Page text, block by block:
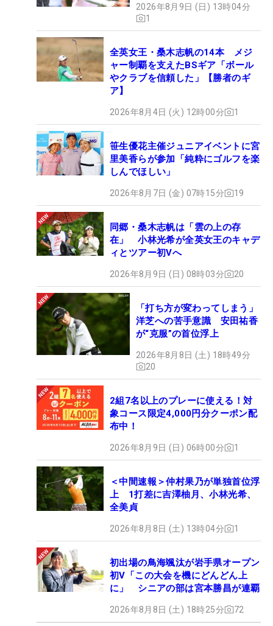
2026年8月9日 (日) 13時04分
1
全英女王・桑木志帆の14本 メジ
ャー制覇を支えたBSギア「ボール
やクラブを信頼した」【勝者のギ
ア】
2026年8月4日 (火) 12時00分 1
笹生優花主催ジュニアイベントに宮
里美香らが参加「純粋にゴルフを楽
しんでほしい」
2026年8月7日 (金) 07時15分 19
同郷・桑木志帆は「雲の上の存
在」 小林光希が全英女王のキャデ
ィとツアー初Vへ
2026年8月9日 (日) 08時03分 20
「打ち方が変わってしまう」
洋芝への苦手意識 安田祐香
が“克服”の首位浮上
2026年8月8日 (土) 18時49分
20
2組7名以上のプレーに使える！対
象コース限定4,000円分クーポン配
布中！
2026年8月9日 (日) 06時00分 1
＜中間速報＞仲村果乃が単独首位浮
上 1打差に吉澤柚月、小林光希、
全美貞
2026年8月8日 (土) 13時04分 1
初出場の鳥海颯汰が岩手県オープン
初V「この大会を機にどんどん上
に」 シニアの部は宮本勝昌が連覇
2026年8月8日 (土) 18時25分 72